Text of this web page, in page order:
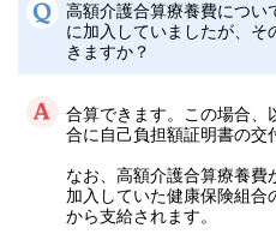
高額介護合算療養費につい
に加入していましたが、そ
きますか？
合算できます。この場合、
合に自己負担額証明書の交
なお、高額介護合算療養費
加入していた健康保険組合
から支給されます。